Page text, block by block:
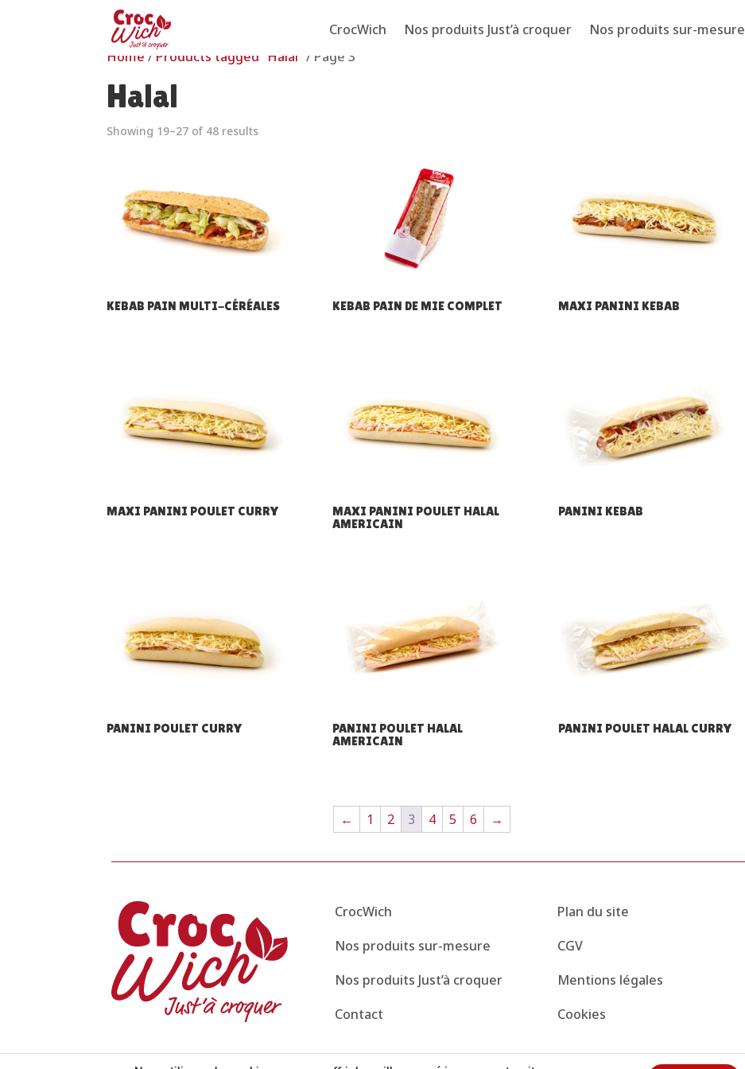
CrocWich Nos produits Just’à croquer Nos produits sur-mesure
Home / Products tagged “Halal” / Page 3
Halal
Showing 19–27 of 48 results
KEBAB PAIN MULTI-CÉRÉALES KEBAB PAIN DE MIE COMPLET MAXI PANINI KEBAB
MAXI PANINI POULET CURRY
MAXI PANINI POULET HALAL
AMERICAIN
PANINI KEBAB
PANINI POULET CURRY
PANINI POULET HALAL
AMERICAIN
PANINI POULET HALAL CURRY
← 1 2 3 4 5 6 →
CrocWich
Nos produits sur-mesure
Nos produits Just’à croquer
Contact
Plan du site
CGV
Mentions légales
Cookies